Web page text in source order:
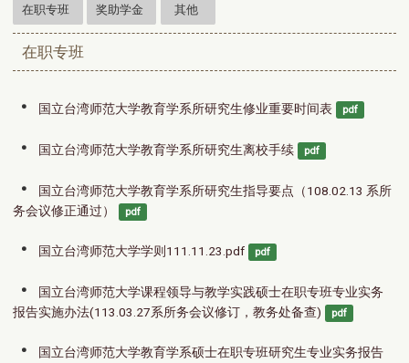
在职专班 奖助学金 其他
在职专班
国立台湾师范大学教育学系所研究生修业重要时间表 pdf
国立台湾师范大学教育学系所研究生离校手续 pdf
国立台湾师范大学教育学系所研究生指导要点（108.02.13 系所
务会议修正通过）
pdf
国立台湾师范大学学则111.11.23.pdf pdf
国立台湾师范大学课程领导与教学实践硕士在职专班专业实务
报告实施办法(113.03.27系所务会议修订，教务处备查)
pdf
国立台湾师范大学教育学系硕士在职专班研究生专业实务报告